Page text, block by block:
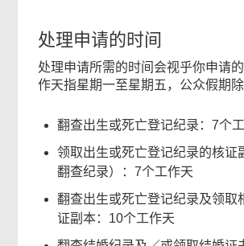
处理申请的时间
处理申请所需的时间会视乎你申请
作天指星期一至星期五，公众假期除
翻查出生或死亡登记纪录：7个
领取出生或死亡登记纪录的核证
翻查纪录）：7个工作天
翻查出生或死亡登记纪录及领取
证副本：10个工作天